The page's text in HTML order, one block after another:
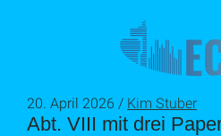
Abt. VIII mit drei
20. April 2026 / Kim Stuber